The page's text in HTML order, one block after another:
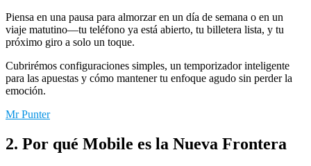
Piensa en una pausa para almorzar en un día de semana o en un
viaje matutino—tu teléfono ya está abierto, tu billetera lista, y tu
próximo giro a solo un toque.
Cubrirémos configuraciones simples, un temporizador inteligente
para las apuestas y cómo mantener tu enfoque agudo sin perder la
emoción.
Mr Punter
2. Por qué Mobile es la Nueva Frontera